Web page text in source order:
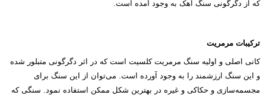
که از دگرگونی سنگ آهک به وجود آمده است.
ترکیبات مرمریت
کانی اصلی و اولیه سنگ مرمریت کلسیت است که در اثر دگرگونی متبلور شده
و این سنگ ارزشمند را به وجود آورده است. می‌توان از این سنگ برای
مجسمه‌سازی و حکاکی و غیره در بهترین شکل ممکن استفاده نمود. سنگی که